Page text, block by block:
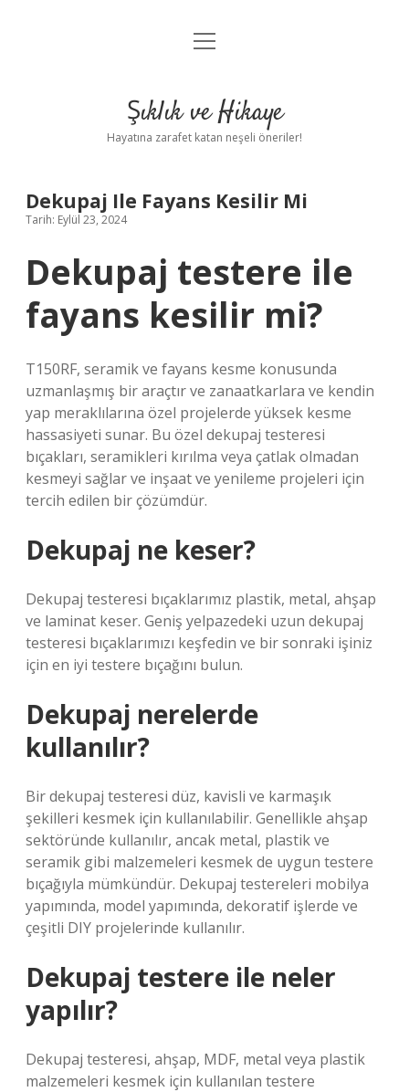
Anasayfa
Yasal Uyarı
menüyü
Şıklık ve Hikaye
Hayatına zarafet katan neşeli öneriler!
Dekupaj Ile Fayans Kesilir Mi
Tarih: Eylül 23, 2024
Dekupaj testere ile
fayans kesilir mi?
T150RF, seramik ve fayans kesme konusunda
uzmanlaşmış bir araçtır ve zanaatkarlara ve kendin
yap meraklılarına özel projelerde yüksek kesme
hassasiyeti sunar. Bu özel dekupaj testeresi
bıçakları, seramikleri kırılma veya çatlak olmadan
kesmeyi sağlar ve inşaat ve yenileme projeleri için
tercih edilen bir çözümdür.
Dekupaj ne keser?
Dekupaj testeresi bıçaklarımız plastik, metal, ahşap
ve laminat keser. Geniş yelpazedeki uzun dekupaj
testeresi bıçaklarımızı keşfedin ve bir sonraki işiniz
için en iyi testere bıçağını bulun.
Dekupaj nerelerde
kullanılır?
Bir dekupaj testeresi düz, kavisli ve karmaşık
şekilleri kesmek için kullanılabilir. Genellikle ahşap
sektöründe kullanılır, ancak metal, plastik ve
seramik gibi malzemeleri kesmek de uygun testere
bıçağıyla mümkündür. Dekupaj testereleri mobilya
yapımında, model yapımında, dekoratif işlerde ve
çeşitli DIY projelerinde kullanılır.
Dekupaj testere ile neler
yapılır?
Dekupaj testeresi, ahşap, MDF, metal veya plastik
malzemeleri kesmek için kullanılan testere